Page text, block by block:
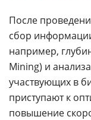
После
сбор
например,
Mining) и
участвующих в
приступают к
повышение